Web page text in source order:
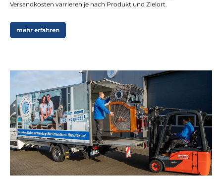
Versandkosten varrieren je nach Produkt und Zielort.
mehr erfahren